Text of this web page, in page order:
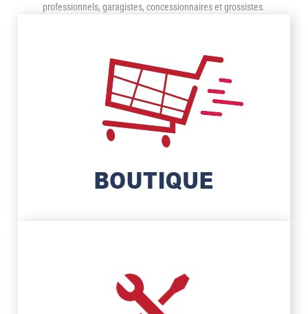
professionnels, garagistes, concessionnaires et grossistes.